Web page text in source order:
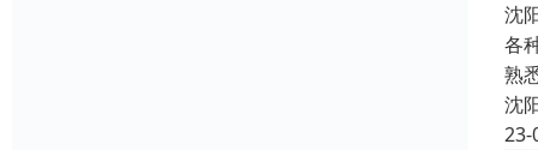
沈
各
熟
沈
23-